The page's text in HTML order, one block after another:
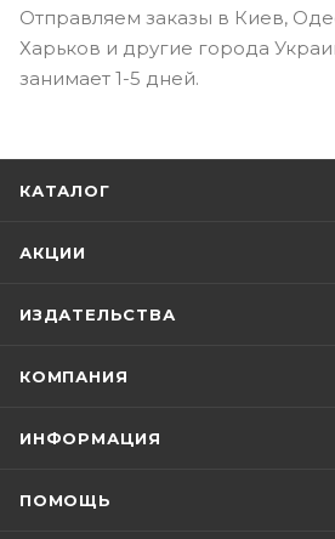
Отправляем заказы в Киев,
Харьков и другие города
занимает 1-5 дней.
КАТАЛОГ
АКЦИИ
ИЗДАТЕЛЬСТВА
КОМПАНИЯ
ИНФОРМАЦИЯ
ПОМОЩЬ